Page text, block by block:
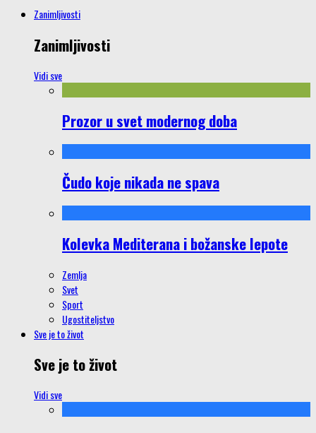
Zanimljivosti
Zanimljivosti
Vidi sve
Prozor u svet modernog doba
Čudo koje nikada ne spava
Kolevka Mediterana i božanske lepote
Zemlja
Svet
Sport
Ugostiteljstvo
Sve je to život
Sve je to život
Vidi sve